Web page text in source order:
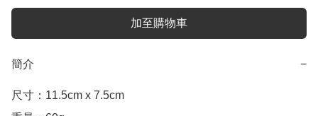
加至購物車
簡介 −
尺寸：11.5cm x 7.5cm